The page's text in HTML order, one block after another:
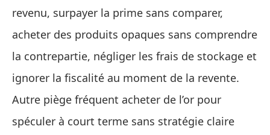
revenu, surpayer la prime sans comparer,
acheter des produits opaques sans comprendre
la contrepartie, négliger les frais de stockage et
ignorer la fiscalité au moment de la revente.
Autre piège fréquent acheter de l’or pour
spéculer à court terme sans stratégie claire